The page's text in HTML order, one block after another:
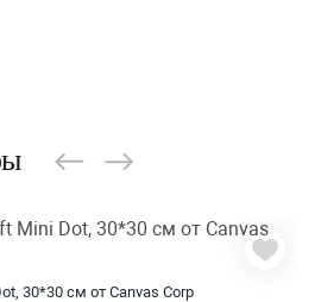
30*30 см от Canvas Corp